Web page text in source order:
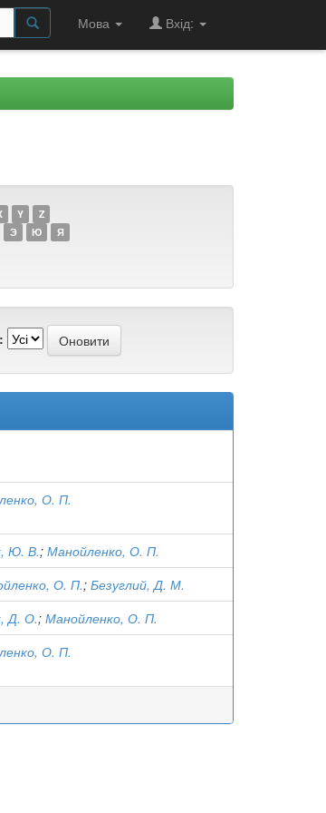
Мова Вхід:
Y
Z
Э Ю Я
О. П.
Ю. В.; Манойленко, О. П.
О. П.; Безуглий, Д. М.
Д. О.; Манойленко, О. П.
О. П.